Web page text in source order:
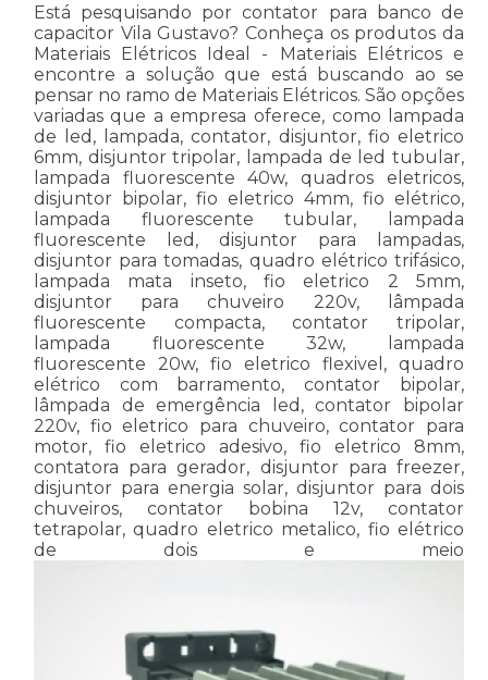
Está pesquisando por contator para banco de
capacitor Vila Gustavo? Conheça os produtos da
Materiais Elétricos Ideal - Materiais Elétricos e
encontre a solução que está buscando ao se
pensar no ramo de Materiais Elétricos. São opções
variadas que a empresa oferece, como lampada
de led, lampada, contator, disjuntor, fio eletrico
6mm, disjuntor tripolar, lampada de led tubular,
lampada fluorescente 40w, quadros eletricos,
disjuntor bipolar, fio eletrico 4mm, fio elétrico,
lampada fluorescente tubular, lampada
fluorescente led, disjuntor para lampadas,
disjuntor para tomadas, quadro elétrico trifásico,
lampada mata inseto, fio eletrico 2 5mm,
disjuntor para chuveiro 220v, lâmpada
fluorescente compacta, contator tripolar,
lampada fluorescente 32w, lampada
fluorescente 20w, fio eletrico flexivel, quadro
elétrico com barramento, contator bipolar,
lâmpada de emergência led, contator bipolar
220v, fio eletrico para chuveiro, contator para
motor, fio eletrico adesivo, fio eletrico 8mm,
contatora para gerador, disjuntor para freezer,
disjuntor para energia solar, disjuntor para dois
chuveiros, contator bobina 12v, contator
tetrapolar, quadro eletrico metalico, fio elétrico
de dois e meio